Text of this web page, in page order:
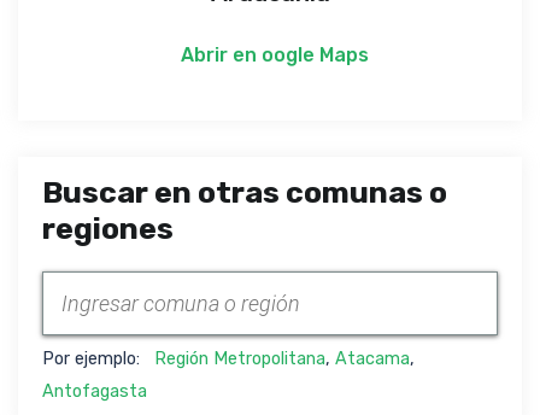
Abrir en oogle Maps
Buscar en otras comunas o
regiones
Por ejemplo: Región Metropolitana, Atacama,
Antofagasta